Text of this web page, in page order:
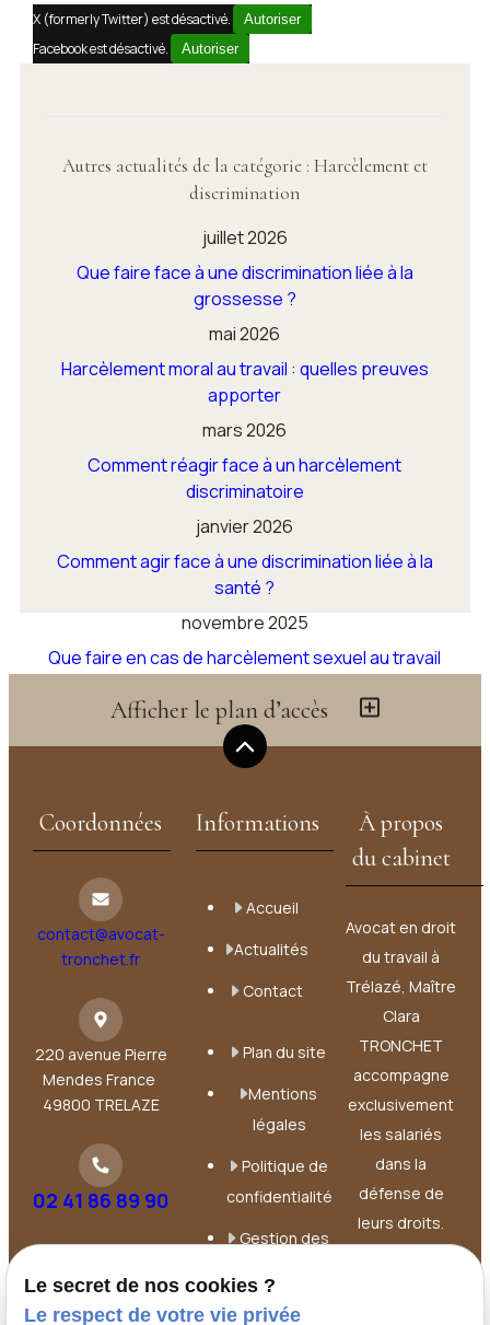
X (formerly Twitter) est désactivé. Autoriser
Facebook est désactivé. Autoriser
Autres actualités de la catégorie : Harcèlement et
discrimination
juillet 2026
Que faire face à une discrimination liée à la
grossesse ?
mai 2026
Harcèlement moral au travail : quelles preuves
apporter
mars 2026
Comment réagir face à un harcèlement
discriminatoire
janvier 2026
Comment agir face à une discrimination liée à la
santé ?
novembre 2025
Que faire en cas de harcèlement sexuel au travail
Voir toutes les actualités
Afficher le plan d’accès
Coordonnées
contact@avocat-
tronchet.fr
220 avenue Pierre
Mendes France
49800 TRELAZE
02 41 86 89 90
Informations
Accueil
Actualités
Contact
Plan du site
Mentions
légales
Politique de
confidentialité
Gestion des
À propos
du cabinet
Avocat en droit
du travail à
Trélazé, Maître
Clara
TRONCHET
accompagne
exclusivement
les salariés
dans la
défense de
leurs droits.
Elle intervient à
Le secret de nos cookies ?
Le respect de votre vie privée